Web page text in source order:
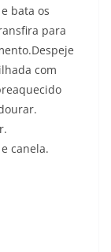
bata os
para
com
canela.